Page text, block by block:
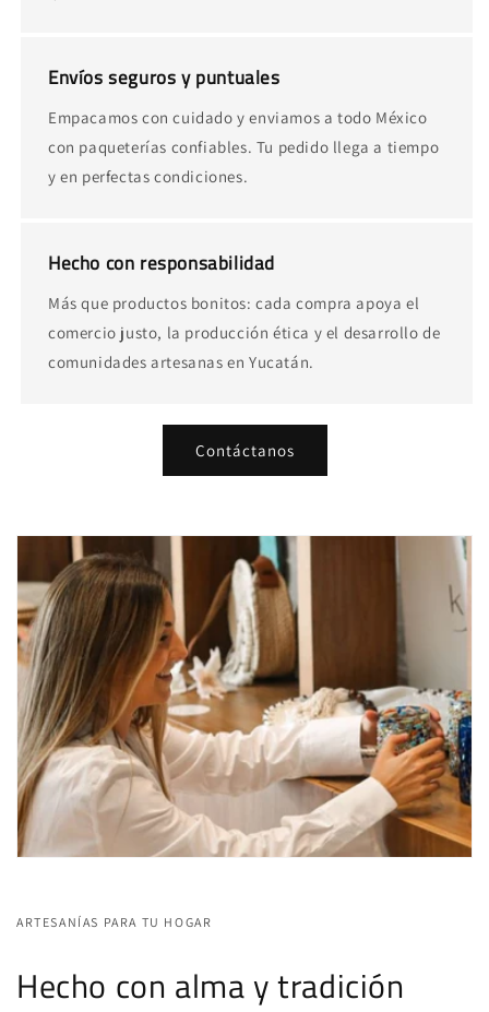
Envíos seguros y puntuales
Empacamos con cuidado y enviamos a todo México
con paqueterías confiables. Tu pedido llega a tiempo
y en perfectas condiciones.
Hecho con responsabilidad
Más que productos bonitos: cada compra apoya el
comercio justo, la producción ética y el desarrollo de
comunidades artesanas en Yucatán.
Contáctanos
ARTESANÍAS PARA TU HOGAR
Hecho con alma y tradición